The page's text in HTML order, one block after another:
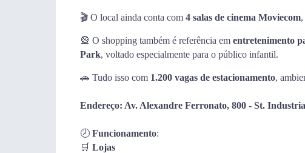
🎬 O local ainda conta com 4 salas de cinema Moviecom
🎡 O shopping também é referência em entretenimento
Park, voltado especialmente para o público infantil.
🚗 Tudo isso com 1.200 vagas de estacionamento,
Endereço: Av. Alexandre Ferronato, 800 - St.
🕗 Funcionamento:
🛒 Lojas